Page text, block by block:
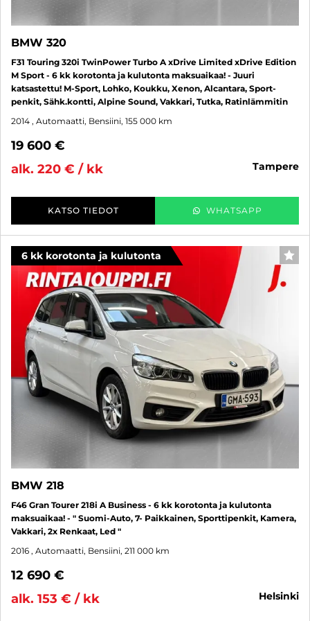
BMW 320
F31 Touring 320i TwinPower Turbo A xDrive Limited xDrive Edition
M Sport - 6 kk korotonta ja kulutonta maksuaikaa! - Juuri
katsastettu! M-Sport, Lohko, Koukku, Xenon, Alcantara, Sport-
penkit, Sähk.kontti, Alpine Sound, Vakkari, Tutka, Ratinlämmitin
2014 , Automaatti, Bensiini, 155 000 km
19 600 €
alk. 220 € / kk
tampere
KATSO TIEDOT WHATSAPP
6 kk korotonta ja kulutonta
BMW 218
F46 Gran Tourer 218i A Business - 6 kk korotonta ja kulutonta
maksuaikaa! - " Suomi-Auto, 7- Paikkainen, Sporttipenkit, Kamera,
Vakkari, 2x Renkaat, Led "
2016 , Automaatti, Bensiini, 211 000 km
12 690 €
alk. 153 € / kk
helsinki